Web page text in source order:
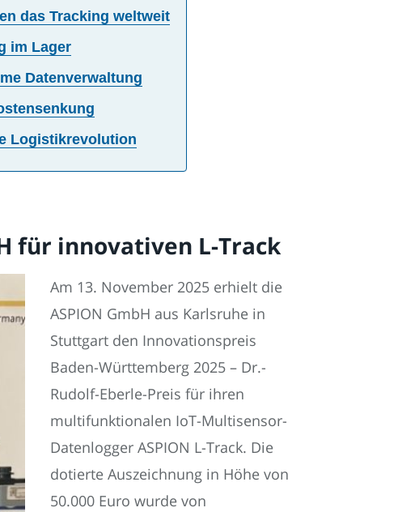
das Tracking weltweit
im Lager
Datenverwaltung
Logistikrevolution
für innovativen L-Track
Am 13. November 2025 erhielt die
ASPION GmbH aus Karlsruhe in
Stuttgart den Innovationspreis
Baden-Württemberg 2025 – Dr.-
Rudolf-Eberle-Preis für ihren
multifunktionalen IoT-Multisensor-
Datenlogger ASPION L-Track. Die
dotierte Auszeichnung in Höhe von
50.000 Euro wurde von